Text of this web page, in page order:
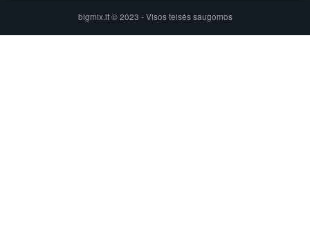
bigmix.lt © 2023 - Visos teisės saugomos